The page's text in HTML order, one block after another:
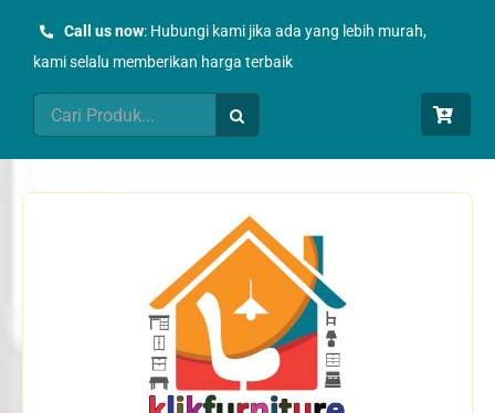
Call us now: Hubungi kami jika ada yang lebih murah,
kami selalu memberikan harga terbaik
Search
for: